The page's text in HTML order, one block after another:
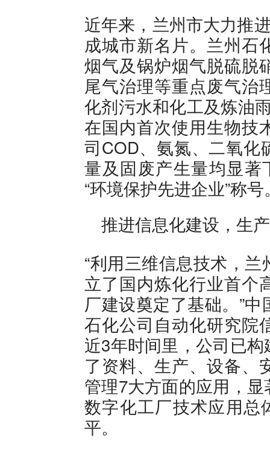
近年来，兰州市大力推
成城市新名片。兰州石
烟气及锅炉烟气脱硫脱
尾气治理等重点废气治
化剂污水和化工及炼油
在国内首次使用生物技
司COD、氨氮、二氧化
量及固废产生量均显
“环境保护先进企业”称号
推进信息化建设，生
“利用三维信息技术，
立了国内炼化行业首个
厂建设奠定了基础。”
石化公司自动化研究院
近3年时间里，公司已
了资料、生产、设备、
管理7大方面的应用，
数字化工厂技术应用总
平。